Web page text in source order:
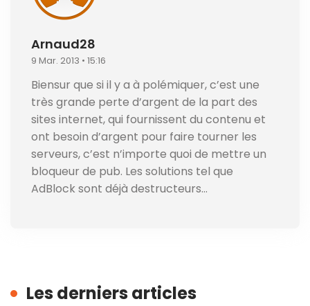
Arnaud28
9 Mar. 2013 • 15:16
Biensur que si il y a à polémiquer, c’est une
très grande perte d’argent de la part des
sites internet, qui fournissent du contenu et
ont besoin d’argent pour faire tourner les
serveurs, c’est n’importe quoi de mettre un
bloqueur de pub. Les solutions tel que
AdBlock sont déjà destructeurs…
Les derniers articles